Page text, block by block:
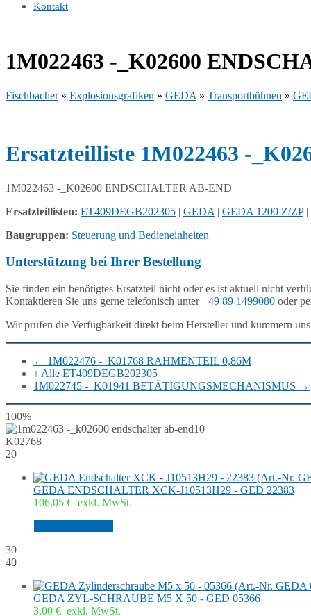
Kontakt
1M022463 -_K02600
Fischbacher» Explosionsgrafiken » GEDA » Transportbühnen »
Ersatzteilliste 1M022463 -
1M022463 -_K02600 ENDSCHALTER AB-END
Ersatzteillisten: ET409DEGB202305 | GEDA | GEDA 1200 Z/ZP|
Baugruppen: Steuerung und Bedieneinheiten
Unterstützung bei Ihrer Bestellung
Sie finden ein benötigtes Ersatzteil nicht oder es ist aktuell nicht
Kontaktieren Sie uns gerne telefonisch unter+49 89 1499080 oder
Wir prüfen die Verfügbarkeit direkt beim Hersteller und kümmern
← 1M022476 -_K01768 RAHMENTEIL 0,86M
↑ Alle ET409DEGB202305
1M022745 -_K01941 BETÄTIGUNGSMECHANISMUS →
100%
10
K02768
20
GEDA ENDSCHALTER XCK-J10513H29 - GED 22383
106,05 € exkl. MwSt.
30
40
GEDA ZYL-SCHRAUBE M5 X 50 - GED 05366
3,00 € exkl. MwSt.